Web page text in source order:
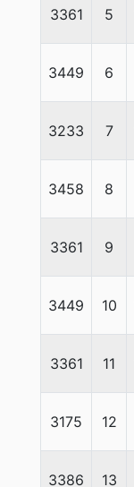
3361 5
3449 6
3233 7
3458 8
3361 9
3449 10
3361 11
3175 12
3386 13